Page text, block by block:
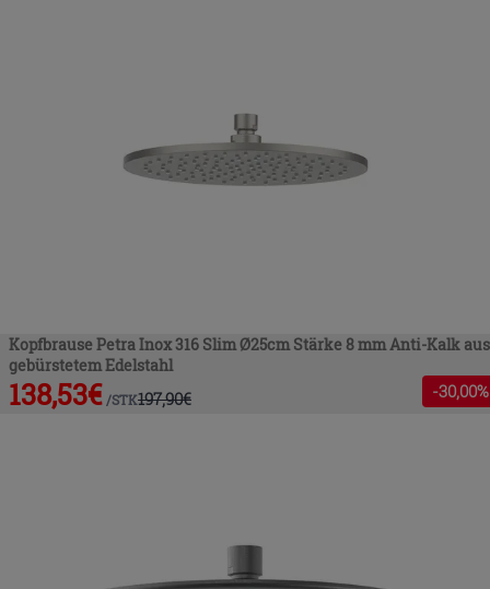
Kopfbrause Petra Inox 316 Slim Ø25cm Stärke 8 mm Anti-Kalk aus
gebürstetem Edelstahl
138,53€ /STK197,90€ -30,00%